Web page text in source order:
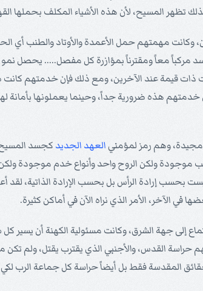
تظهر المسيح، لأن هذه الأشياء المكلف بحملها
مهمتهم حمل الأعمدة والأوتاد والطنب أي
مركباً معاً ومقترناً بمؤازرة كل مفصل..... يحصل نمو
قيمة عند الآخرين، ومع ذلك فإن خدمتهم كانت
هذه ضرورية جداً، وحينما يعملونها بأمانة
العهد الجديد كجسد
موجودة ولكن الروح واحد وأنواع خدم موجودة
بحسب إرادة الرأس بل بحسب الإرادة الذاتية،
خيمة الاجتماع إلى جهة الشرق، وكانت مسئولية الكهنة
القدس، والأجنبي الذي يقترب يقتل، ولم
المقدسة فقط بل أيضاً حراسة كل جماعة الرب لكي